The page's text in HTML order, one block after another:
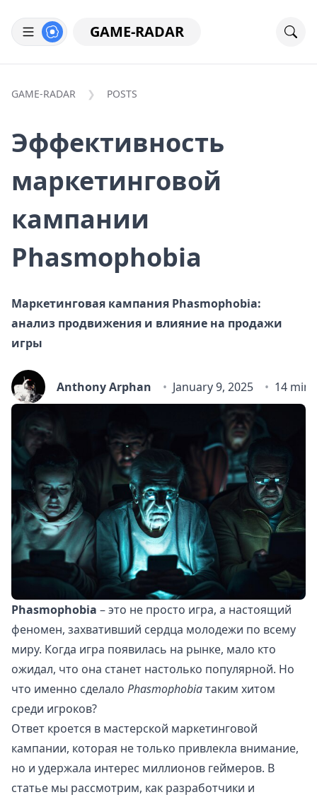
GAME-RADAR
GAME-RADAR POSTS
Эффективность
маркетинговой
кампании
Phasmophobia
Маркетинговая кампания Phasmophobia:
анализ продвижения и влияние на продажи
игры
Anthony Arphan January 9, 2025 14 min
Phasmophobia – это не просто игра, а настоящий
феномен, захвативший сердца молодежи по всему
миру. Когда игра появилась на рынке, мало кто
ожидал, что она станет настолько популярной. Но
что именно сделало Phasmophobiaтаким хитом
среди игроков?
Ответ кроется в мастерской маркетинговой
кампании, которая не только привлекла внимание,
но и удержала интерес миллионов геймеров. В
статье мы рассмотрим, как разработчики и